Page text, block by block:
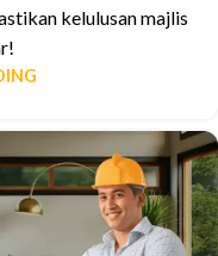
kelulusan majlis